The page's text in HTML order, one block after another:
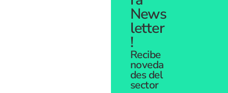
News
letter
!
Recibe
noveda
des del
sector